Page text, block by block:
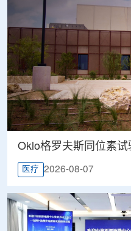
Oklo格罗夫斯同位素
医疗 2026-08-07